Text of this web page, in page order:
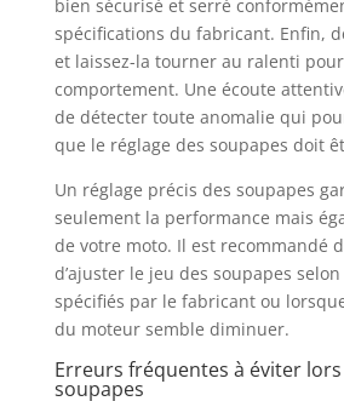
bien sécurisé et serré
spécifications du fabricant. Enfin,
et laissez-la tourner au ralenti
comportement. Une écoute
de détecter toute anomalie qui
que le réglage des soupapes doit
Un réglage précis des soupapes
seulement la performance mais
de votre moto. Il est recommandé
d’ajuster le jeu des soupapes
spécifiés par le fabricant ou
du moteur semble diminuer.
Erreurs fréquentes à éviter
soupapes